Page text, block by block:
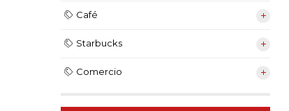
Café
Starbucks
Comercio